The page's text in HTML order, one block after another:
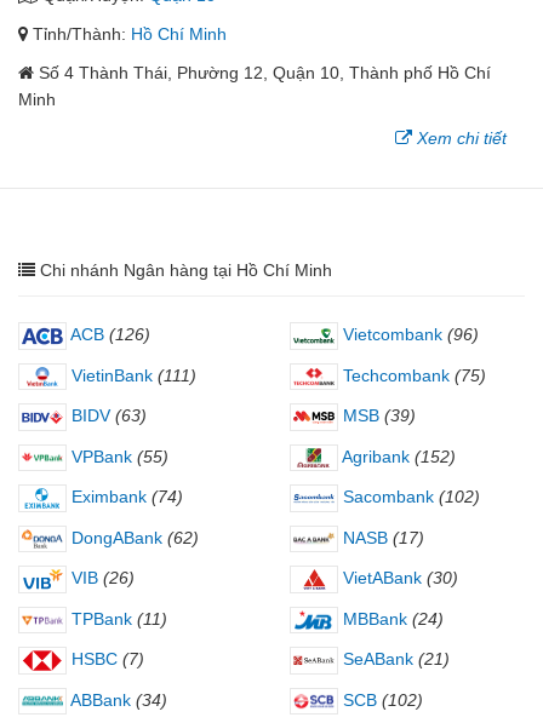
Tỉnh/Thành: Hồ Chí Minh
Số 4 Thành Thái, Phường 12, Quận 10, Thành phố Hồ Chí
Minh
Xem chi tiết
Chi nhánh Ngân hàng tại Hồ Chí Minh
ACB (126) Vietcombank (96)
VietinBank (111) Techcombank (75)
BIDV (63) MSB (39)
VPBank (55) Agribank (152)
Eximbank (74) Sacombank (102)
DongABank (62) NASB (17)
VIB (26) VietABank (30)
TPBank (11) MBBank (24)
HSBC (7) SeABank (21)
ABBank (34) SCB (102)